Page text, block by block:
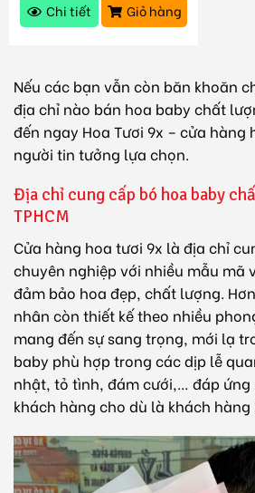
Chi tiết
Giỏ hàng
Nếu các bạn vẫn còn băn khoăn
địa chỉ nào bán hoa baby chất
đến ngay Hoa Tươi 9x – cửa hàng
người tin tưởng lựa chọn.
Địa chỉ cung cấp bó hoa baby
TPHCM
Cửa hàng hoa tươi 9x là địa chỉ
chuyên nghiệp với nhiều mẫu mã
đảm bảo hoa đẹp, chất lượng.
nhân còn thiết kế theo nhiều
mang đến sự sang trọng, mới lạ
baby phù hợp trong các dịp lễ
nhật, tỏ tình, đám cưới,… đáp ứng
khách hàng cho dù là khách